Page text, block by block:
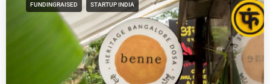
FUNDINGRAISED STARTUP INDIA